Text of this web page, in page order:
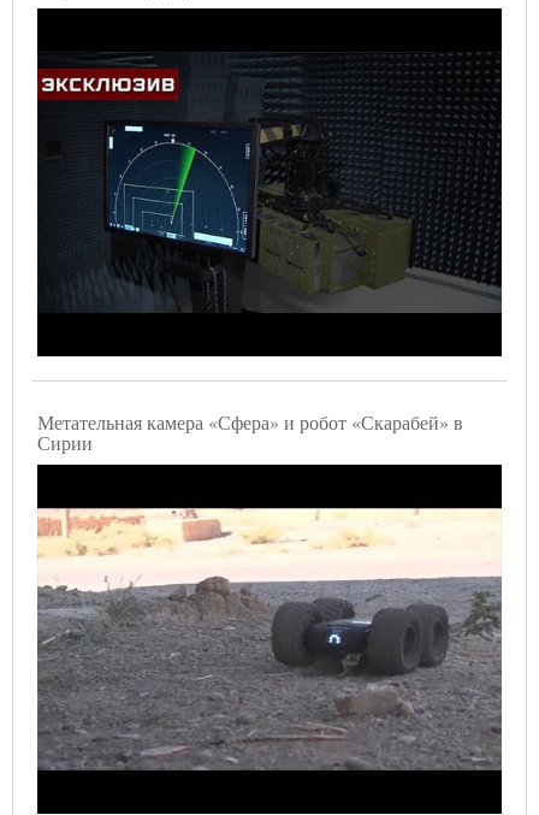
Метательная камера «Сфера» и робот «Скарабей» в
Сирии